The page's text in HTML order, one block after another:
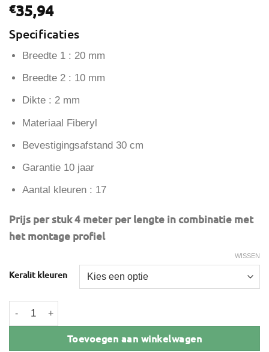
€35,94
Specificaties
Breedte 1 : 20 mm
Breedte 2 : 10 mm
Dikte : 2 mm
Materiaal Fiberyl
Bevestigingsafstand 30 cm
Garantie 10 jaar
Aantal kleuren : 17
Prijs per stuk 4 meter per lengte in combinatie met
het montage profiel
Keralit kleuren
WISSEN
Keralit dakrand eindprofiel 10 mm aantal
Toevoegen aan winkelwagen